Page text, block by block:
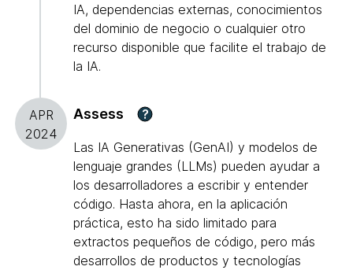
IA, dependencias externas, conocimientos
del dominio de negocio o cualquier otro
recurso disponible que facilite el trabajo de
la IA.
APR
2024
Assess ?
Las IA Generativas (GenAI) y modelos de
lenguaje grandes (LLMs) pueden ayudar a
los desarrolladores a escribir y entender
código. Hasta ahora, en la aplicación
práctica, esto ha sido limitado para
extractos pequeños de código, pero más
desarrollos de productos y tecnologías